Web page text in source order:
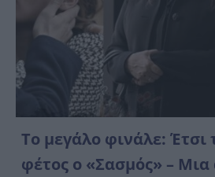
Το μεγάλο φινάλε: Έτσι
φέτος ο «Σασμός» –